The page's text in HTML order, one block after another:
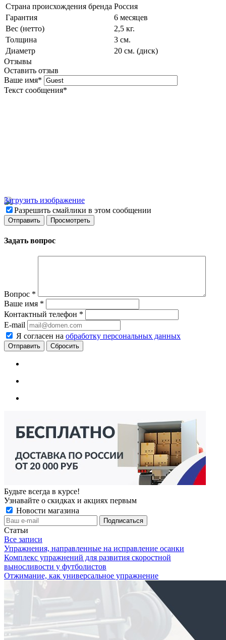
Страна происхождения бренда Россия
Гарантия
6 месяцев
Вес (нетто)
2,5 кг.
Толщина
3 см.
Диаметр
20 см. (диск)
Отзывы
Оставить отзыв
Ваше имя*
Текст сообщения*
Загрузить изображение
Разрешить смайлики в этом сообщении
Задать вопрос
Вопрос *
Ваше имя *
Контактный телефон *
E-mail
Я согласен на обработку персональных данных
Сбросить
Будьте всегда в курсе!
Узнавайте о скидках и акциях первым
Новости магазина
Статьи
Все записи
Упражнения, направленные на исправление осанки
Комплекс упражнений для развития скоростной
выносливости у футболистов
Отжимание, как универсальное упражнение